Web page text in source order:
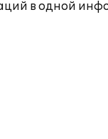
в одной